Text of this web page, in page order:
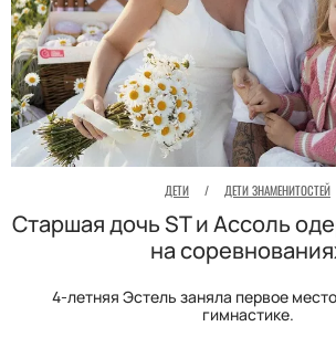
ДЕТИ / ДЕТИ ЗНАМЕНИТОСТЕЙ
Старшая дочь ST и Ассоль
на
4-летняя Эстель заняла первое
гимнастике.